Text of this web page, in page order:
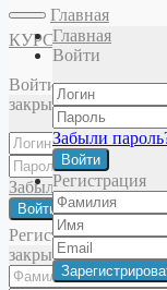
Главная
КУРСЫ
Войти
закрыть
Забыли пароль?
Войти
Регистрация
закрыть
Главная
Войти
Забыли
Войти
Регистрация
Главная
ключично-
× закрыть